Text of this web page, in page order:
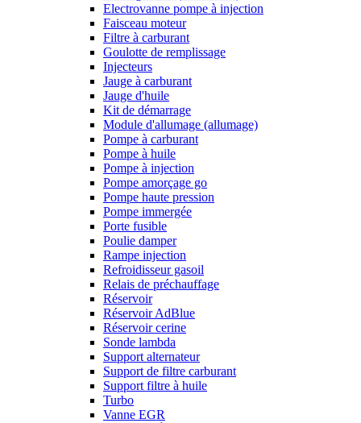
Electrovanne pompe à injection
Faisceau moteur
Filtre à carburant
Goulotte de remplissage
Injecteurs
Jauge à carburant
Jauge d'huile
Kit de démarrage
Module d'allumage (allumage)
Pompe à carburant
Pompe à huile
Pompe à injection
Pompe amorçage go
Pompe haute pression
Pompe immergée
Porte fusible
Poulie damper
Rampe injection
Refroidisseur gasoil
Relais de préchauffage
Réservoir
Réservoir AdBlue
Réservoir cerine
Sonde lambda
Support alternateur
Support de filtre carburant
Support filtre à huile
Turbo
Vanne EGR